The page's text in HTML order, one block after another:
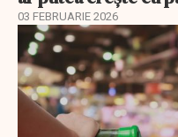
03 FEBRUARIE 2026